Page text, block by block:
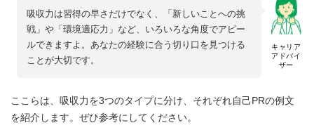
キャリア
アドバイ
ザー
吸収力は習得の早さだけでなく、「新しいことへの挑
戦」や「環境適応力」など、いろいろな角度でアピー
ルできますよ。あなたの経験に合う切り口を見つける
ことが大切です。
ここらは、吸収力を3つのタイプに分け、それぞれ自己PRの例文
を紹介します。ぜひ参考にしてください。